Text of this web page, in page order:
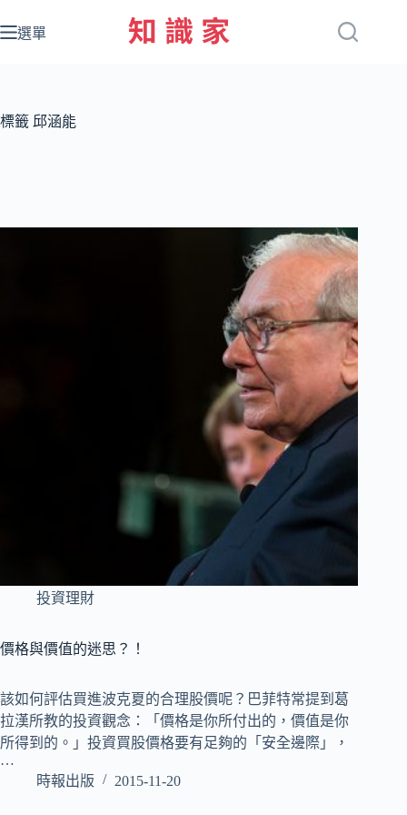
至
容
選單
標籤 邱涵能
投資理財
價格與價值的迷思？！
該如何評估買進波克夏的合理股價呢？巴菲特常提到葛
拉漢所教的投資觀念：「價格是你所付出的，價值是你
所得到的。」投資買股價格要有足夠的「安全邊際」，
…
時報出版
2015-11-20